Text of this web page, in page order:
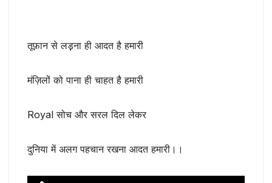
तूफ़ान से लड़़ना ही आदत है हमारी
मंज़िलों को पाना ही चाहत है हमारी
Royal सोच और सरल दिल लेकर
दुनिया में अलग पहचान रखना आदत हमारी।।